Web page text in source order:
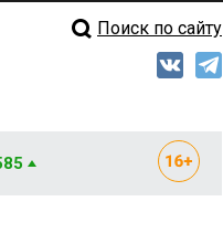
Поиск по сайту